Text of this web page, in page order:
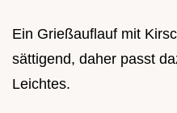
Ein Grießauflauf mit
sättigend, daher passt
Leichtes.